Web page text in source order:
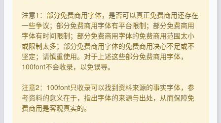
注意1：部分免费商用字体，是否可以真正免费商用还存在
一些争议；部分免费商用字体有平台限制；部分免费商用
字体有时间限制；部分免费商用字体的免费商用范围太小
或限制太多；部分免费商用字体的免费商用决心不足或不
坚定；请慎重使用。对于上述这些部分免费商用字体，
100font不会收录，以免误导。
注意2：100font只收录可以找到资料来源的事实字体，参
考资料的意义在于，指出字体的来源与出处，从而保障免
费商用是客观真实的。